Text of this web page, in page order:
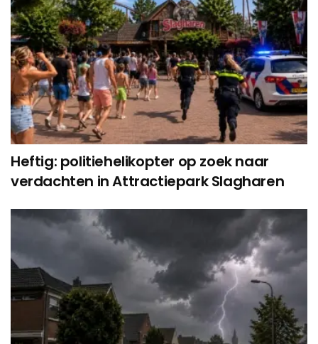
Heftig: politiehelikopter op zoek naar
verdachten in Attractiepark Slagharen